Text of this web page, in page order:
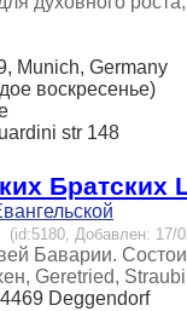
Munich, Germany
воскресенье)
str 148
Братских
(id:5180, Добавлен: 17/
Баварии.
Geretried,
Deggendorf